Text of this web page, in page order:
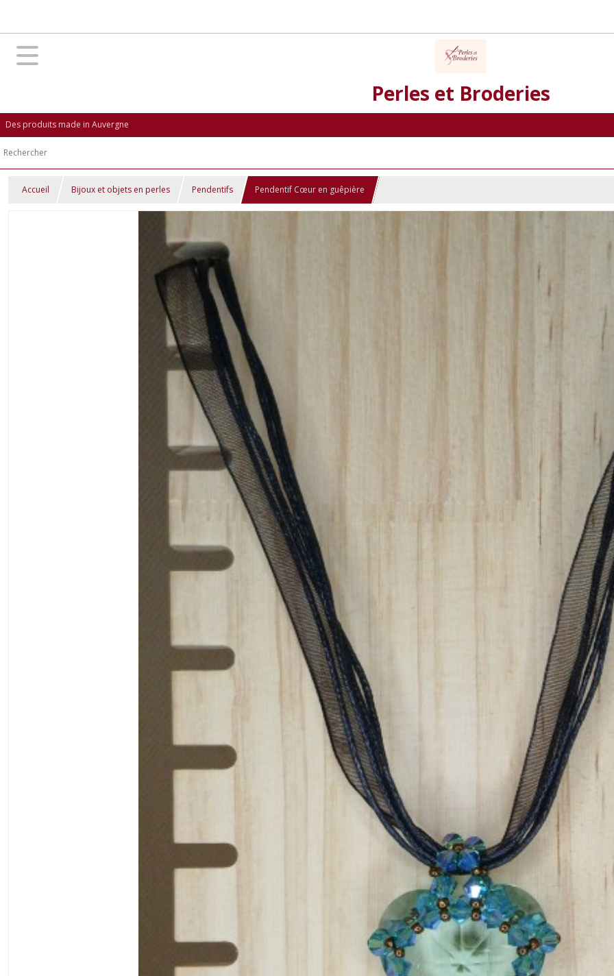
Perles et Broderies
Des produits made in Auvergne
Accueil Bijoux et objets en perles Pendentifs Pendentif Cœur en guêpière